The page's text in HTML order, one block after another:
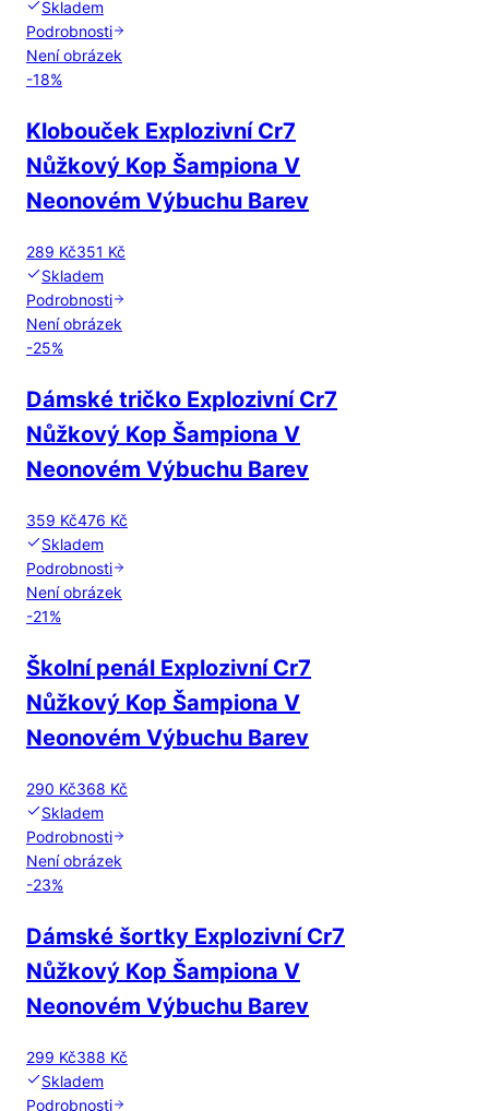
Skladem
Podrobnosti
Není obrázek
-18%
Klobouček Explozivní Cr7
Nůžkový Kop Šampiona V
Neonovém Výbuchu Barev
289 Kč351 Kč
Skladem
Podrobnosti
Není obrázek
-25%
Dámské tričko Explozivní Cr7
Nůžkový Kop Šampiona V
Neonovém Výbuchu Barev
359 Kč476 Kč
Skladem
Podrobnosti
Není obrázek
-21%
Školní penál Explozivní Cr7
Nůžkový Kop Šampiona V
Neonovém Výbuchu Barev
290 Kč368 Kč
Skladem
Podrobnosti
Není obrázek
-23%
Dámské šortky Explozivní Cr7
Nůžkový Kop Šampiona V
Neonovém Výbuchu Barev
299 Kč388 Kč
Skladem
Podrobnosti